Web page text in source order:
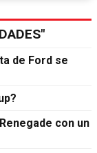
de Ford se
con un